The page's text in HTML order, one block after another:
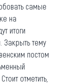
самые
на
итоги
Закрыть тему
постом
. Стоит отметить,